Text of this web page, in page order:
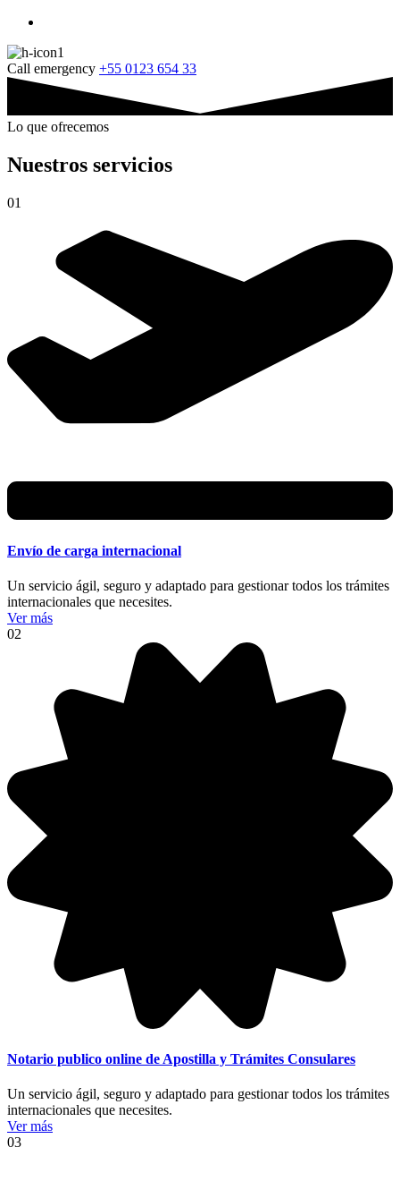
Call emergency +55 0123 654 33
Lo que ofrecemos
Nuestros servicios
01
Envío de carga internacional
Un servicio ágil, seguro y adaptado para gestionar todos los trámites
internacionales que necesites.
Ver más
02
Notario publico online de Apostilla y Trámites Consulares
Un servicio ágil, seguro y adaptado para gestionar todos los trámites
internacionales que necesites.
Ver más
03